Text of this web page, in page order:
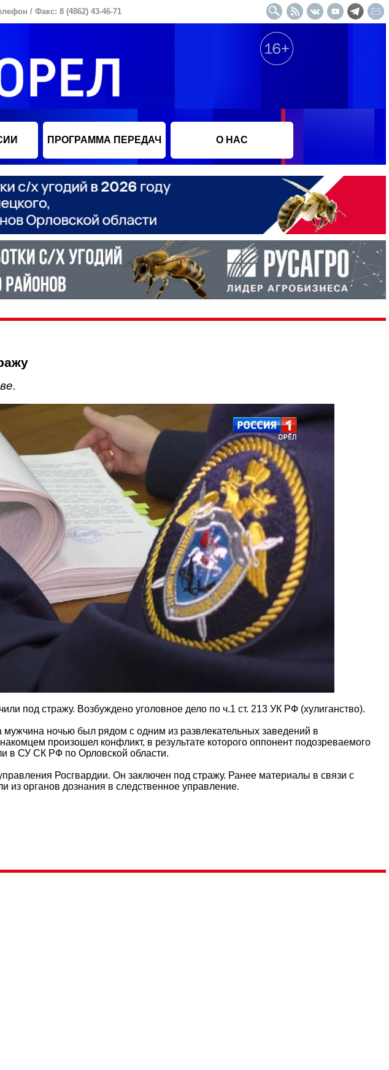
/ Факс: 8 (4862) 43-46-71
ПРОГРАММА ПЕРЕДАЧ О НАС
под стражу. Возбуждено уголовное дело по ч.1 ст. 213 УК РФ (хулиганство).
ночью был рядом с одним из развлекательных заведений в
произошел конфликт, в результате которого оппонент подозреваемого
в СУ СК РФ по Орловской области.
Росгвардии. Он заключен под стражу. Ранее материалы в связи с
органов дознания в следственное управление.